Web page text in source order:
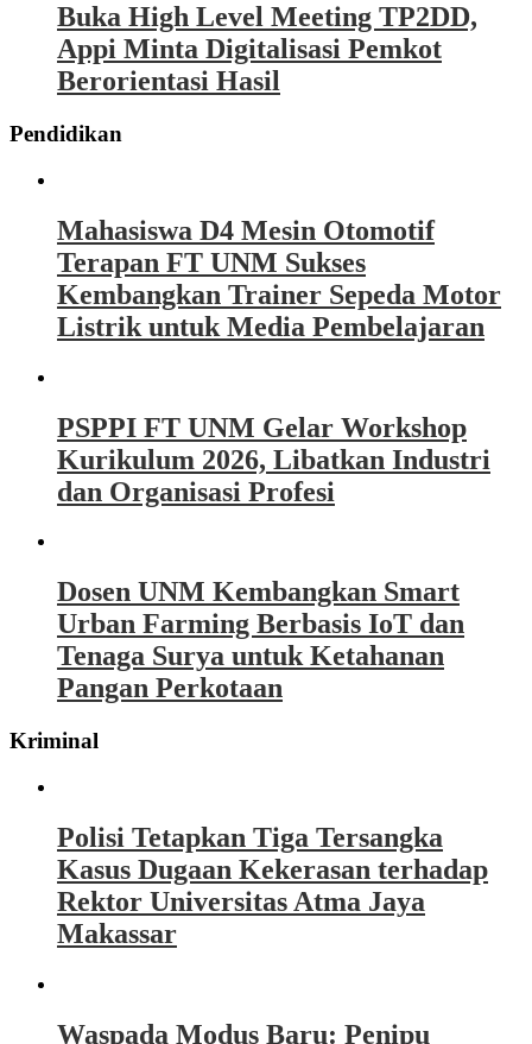
Buka High Level Meeting TP2DD,
Appi Minta Digitalisasi Pemkot
Berorientasi Hasil
Pendidikan
Mahasiswa D4 Mesin Otomotif
Terapan FT UNM Sukses
Kembangkan Trainer Sepeda Motor
Listrik untuk Media Pembelajaran
PSPPI FT UNM Gelar Workshop
Kurikulum 2026, Libatkan Industri
dan Organisasi Profesi
Dosen UNM Kembangkan Smart
Urban Farming Berbasis IoT dan
Tenaga Surya untuk Ketahanan
Pangan Perkotaan
Kriminal
Polisi Tetapkan Tiga Tersangka
Kasus Dugaan Kekerasan terhadap
Rektor Universitas Atma Jaya
Makassar
Waspada Modus Baru: Penipu